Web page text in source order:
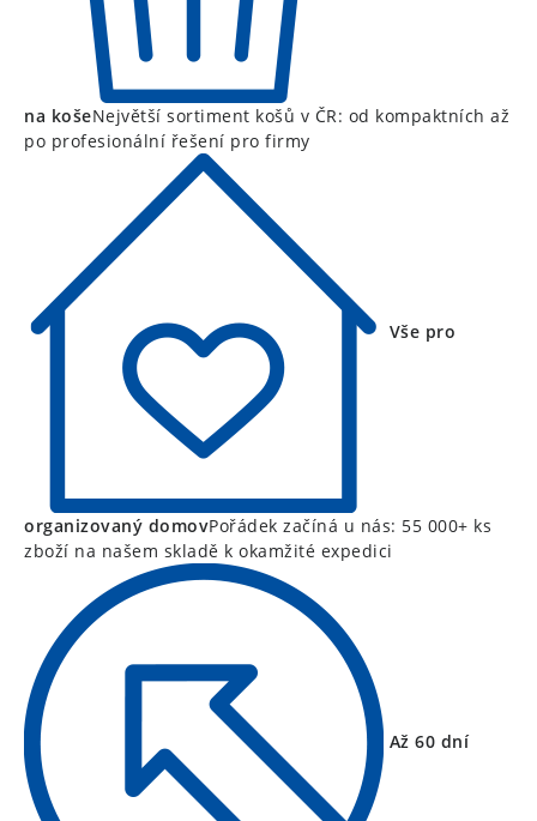
na košeNejvětší sortiment košů v ČR: od kompaktních až
po profesionální řešení pro firmy
Vše pro
organizovaný domovPořádek začíná u nás: 55 000+ ks
zboží na našem skladě k okamžité expedici
Až 60 dní